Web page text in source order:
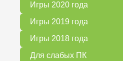
Игры 2020 года
Игры 2019 года
Игры 2018 года
Для слабых ПК